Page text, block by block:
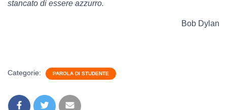
stancato di essere azzurro.
Bob Dylan
Categorie: PAROLA DI STUDENTE